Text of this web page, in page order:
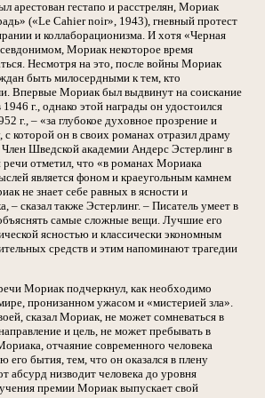
арестован гестапо и расстрелян, Мориак
(«Le Cahier noir», 1943), гневный протест
и коллаборационизма. И хотя «Черная
Мориак некоторое время
Несмотря на это, после войны Мориак
быть милосердными к тем, кто
Впервые Мориак был выдвинут на соискание
г., однако этой награды он удостоился
г., – «за глубокое духовное прозрение и
которой он в своих романах отразил драму
Шведской академии Андерс Эстерлинг в
речи отметил, что «в романах Мориака
является фоном и краеугольным камнем
не знает себе равных в ясности и
– сказал также Эстерлинг. – Писатель умеет в
самые сложные вещи. Лучшие его
ясностью и классически экономным
средств и этим напоминают трагедии
Мориак подчеркнул, как необходимо
пронизанном ужасом и «мистерией зла».
сказал Мориак, не может сомневаться в
и цель, не может пребывать в
отчаяние современного человека
его бытия, тем, что он оказался в плену
абсурд низводит человека до уровня
премии Мориак выпускает свой